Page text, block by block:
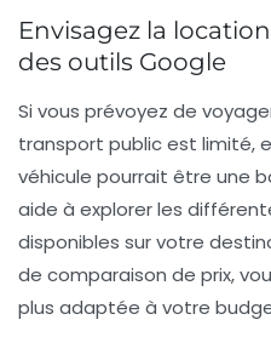
Envisagez la
des outils Google
Si vous prévoyez de
transport public est limité,
véhicule pourrait être une
aide à explorer les
disponibles sur votre
de comparaison de prix,
plus adaptée à votre